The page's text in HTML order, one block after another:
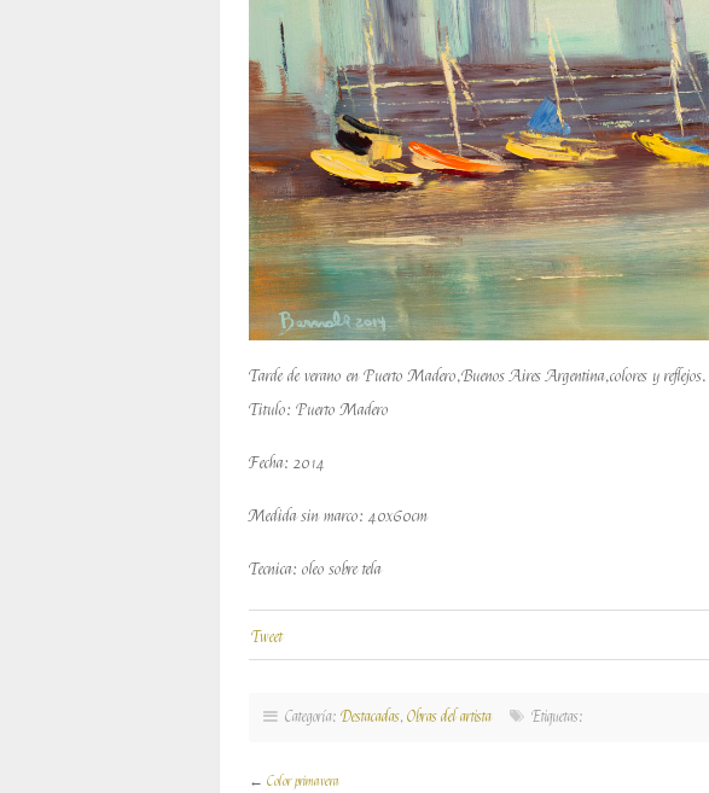
Tarde de verano en Puerto Madero,Buenos Aires Argentina,colores y reflejos.
Titulo: Puerto Madero
Fecha: 2014
Medida sin marco: 40x60cm
Tecnica: oleo sobre tela
Tweet
Categoría: Destacadas,Obras del artista Etiquetas:
← Color primavera